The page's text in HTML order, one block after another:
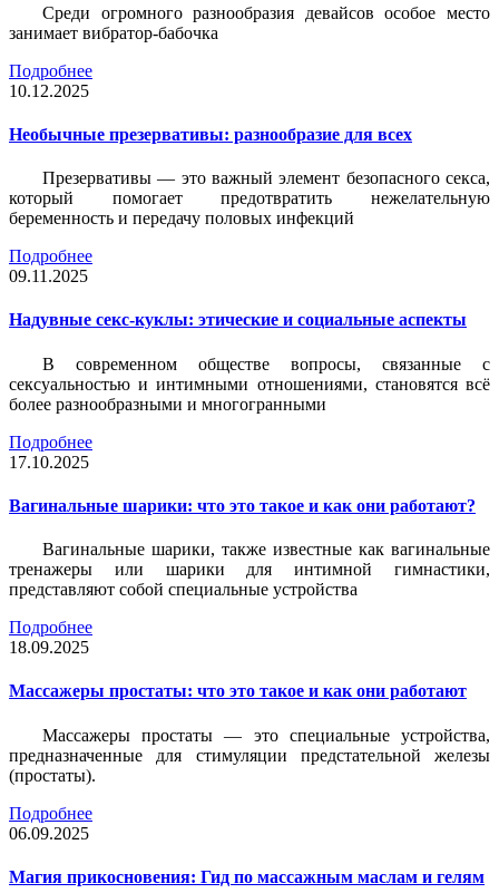
Среди огромного разнообразия девайсов особое место
занимает вибратор-бабочка
Подробнее
10.12.2025
Необычные презервативы: разнообразие для всех
Презервативы — это важный элемент безопасного секса,
который помогает предотвратить нежелательную
беременность и передачу половых инфекций
Подробнее
09.11.2025
Надувные секс-куклы: этические и социальные аспекты
В современном обществе вопросы, связанные с
сексуальностью и интимными отношениями, становятся всё
более разнообразными и многогранными
Подробнее
17.10.2025
Вагинальные шарики: что это такое и как они работают?
Вагинальные шарики, также известные как вагинальные
тренажеры или шарики для интимной гимнастики,
представляют собой специальные устройства
Подробнее
18.09.2025
Массажеры простаты: что это такое и как они работают
Массажеры простаты — это специальные устройства,
предназначенные для стимуляции предстательной железы
(простаты).
Подробнее
06.09.2025
Магия прикосновения: Гид по массажным маслам и гелям